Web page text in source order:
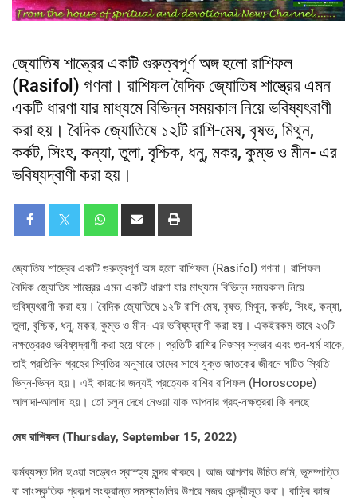
জ্যোতিষ শাস্ত্রের একটি গুরুত্বপূর্ণ অঙ্গ হলো রাশিফল
(Rasifol) গণনা। রাশিফল বৈদিক জ্যোতিষ শাস্ত্রের এমন
একটি ধারণা যার মাধ্যমে বিভিন্ন সময়কাল নিয়ে ভবিষ্যৎবাণী
করা হয়। বৈদিক জ্যোতিষে ১২টি রাশি-মেষ, বৃষভ, মিথুন,
কর্কট, সিংহ, কন্যা, তুলা, বৃশ্চিক, ধনু, মকর, কুম্ভ ও মীন- এর
ভবিষ্যদ্বাণী করা হয়।
জ্যোতিষ শাস্ত্রের একটি গুরুত্বপূর্ণ অঙ্গ হলো রাশিফল (Rasifol) গণনা। রাশিফল
বৈদিক জ্যোতিষ শাস্ত্রের এমন একটি ধারণা যার মাধ্যমে বিভিন্ন সময়কাল নিয়ে
ভবিষ্যৎবাণী করা হয়। বৈদিক জ্যোতিষে ১২টি রাশি-মেষ, বৃষভ, মিথুন, কর্কট, সিংহ, কন্যা,
তুলা, বৃশ্চিক, ধনু, মকর, কুম্ভ ও মীন- এর ভবিষ্যদ্বাণী করা হয়। একইরকম ভাবে ২৩টি
নক্ষত্রেরও ভবিষ্যদ্বাণী করা হয়ে থাকে। প্রতিটি রাশির নিজস্ব স্বভাব এবং গুন-ধর্ম থাকে,
তাই প্রতিদিন গ্রহের স্থিতির অনুসারে তাদের সাথে যুক্ত জাতকের জীবনে ঘটিত স্থিতি
ভিন্ন-ভিন্ন হয়। এই কারণের জন্যই প্রত্যেক রাশির রাশিফল (Horoscope)
আলাদা-আলাদা হয়। তো চলুন দেখে নেওয়া যাক আপনার গ্রহ-নক্ষত্ররা কি বলছে
মেষ রাশিফল (Thursday, September 15, 2022)
কর্মব্যস্ত দিন হওয়া সত্ত্বেও স্বাস্হ্য সুন্দর থাকবে। আজ আপনার উচিত জমি, ভূসম্পত্তি
বা সাংস্কৃতিক প্রকল্প সংক্রান্ত সমস্যাগুলির উপরে নজর কেন্দ্রীভূত করা। বাড়ির কাজ